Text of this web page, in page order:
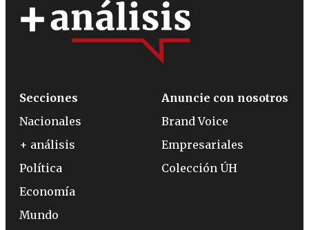
Secciones
Nacionales
+ análisis
Política
Economía
Mundo
Anuncie con nosotros
Brand Voice
Empresariales
Colección ÚH